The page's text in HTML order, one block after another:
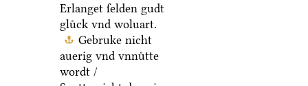
Erlanget ſelden gudt
gluͤck vnd woluart.
Gebruke nicht
auerig vnd vnnuͤtte
wordt /